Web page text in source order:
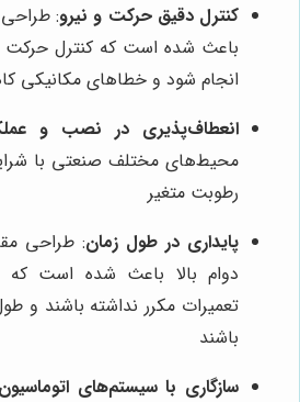
کنترل دقیق حرکت و نیرو: طراحی
باعث شده است که کنترل حرکت و
انجام شود و خطاهای مکانیکی
انعطاف‌پذیری در نصب و
محیط‌های مختلف صنعتی با
رطوبت متغیر
پایداری در طول زمان: طراحی
دوام بالا باعث شده است که
تعمیرات مکرر نداشته باشند و
باشند
سازگاری با سیستم‌های اتوماسیون